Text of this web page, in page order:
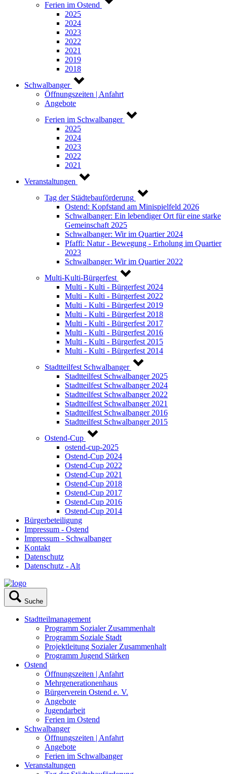
Ferien im Ostend
2025
2024
2023
2022
2021
2019
2018
Schwalbanger
Öffnungszeiten | Anfahrt
Angebote
Ferien im Schwalbanger
2025
2024
2023
2022
2021
Veranstaltungen
Tag der Städtebauförderung
Ostend: Kopfstand am Minispielfeld 2026
Schwalbanger: Ein lebendiger Ort für eine starke
Gemeinschaft 2025
Schwalbanger: Wir im Quartier 2024
Pfaffi: Natur - Bewegung - Erholung im Quartier
2023
Schwalbanger: Wir im Quartier 2022
Multi-Kulti-Bürgerfest
Multi - Kulti - Bürgerfest 2024
Multi - Kulti - Bürgerfest 2022
Multi - Kulti - Bürgerfest 2019
Multi - Kulti - Bürgerfest 2018
Multi - Kulti - Bürgerfest 2017
Multi - Kulti - Bürgerfest 2016
Multi - Kulti - Bürgerfest 2015
Multi - Kulti - Bürgerfest 2014
Stadtteilfest Schwalbanger
Stadtteilfest Schwalbanger 2025
Stadtteilfest Schwalbanger 2024
Stadtteilfest Schwalbanger 2022
Stadtteilfest Schwalbanger 2021
Stadtteilfest Schwalbanger 2016
Stadtteilfest Schwalbanger 2015
Ostend-Cup
ostend-cup-2025
Ostend-Cup 2024
Ostend-Cup 2022
Ostend-Cup 2021
Ostend-Cup 2018
Ostend-Cup 2017
Ostend-Cup 2016
Ostend-Cup 2014
Bürgerbeteiligung
Impressum - Ostend
Impressum - Schwalbanger
Kontakt
Datenschutz
Datenschutz - Alt
Suche
Stadtteilmanagement
Programm Sozialer Zusammenhalt
Programm Soziale Stadt
Projektleitung Sozialer Zusammenhalt
Programm Jugend Stärken
Ostend
Öffnungszeiten | Anfahrt
Mehrgenerationenhaus
Bürgerverein Ostend e. V.
Angebote
Jugendarbeit
Ferien im Ostend
Schwalbanger
Öffnungszeiten | Anfahrt
Angebote
Ferien im Schwalbanger
Veranstaltungen